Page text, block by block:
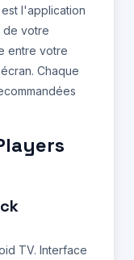
l'application
de votre
entre votre
Chaque
TV. Interface